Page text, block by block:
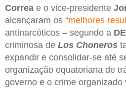
Correa e o vice-presidente
alcançaram os “melhores
antinarcóticos – segundo a
criminosa de Los Choneros
expandir e consolidar-se até
organização equatoriana de
governo e o crime organizado